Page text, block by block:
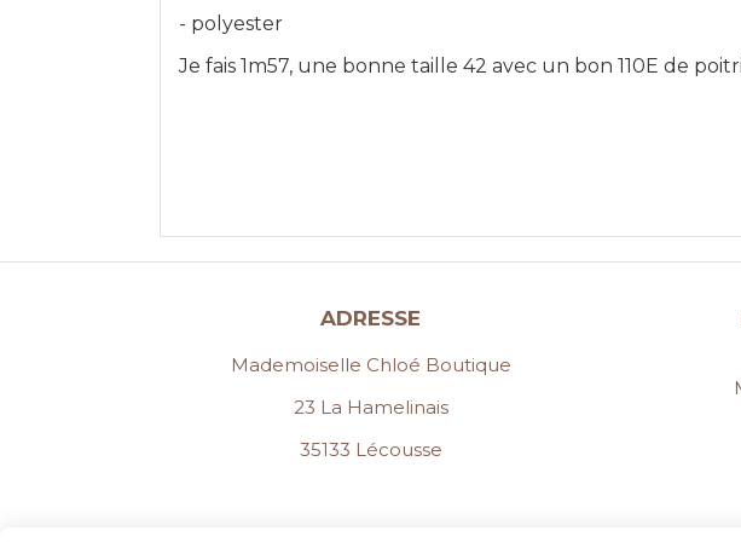
- polyester
Je fais 1m57, une bonne taille 42 avec un bon 110E de
ADRESSE
Mademoiselle Chloé Boutique
23 La Hamelinais
35133 Lécousse